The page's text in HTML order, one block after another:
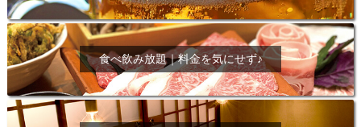
食べ飲み放題｜料金を気にせず♪